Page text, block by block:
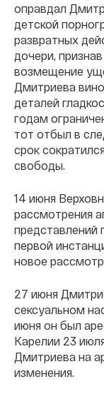
оправдал
детской
развратных
дочери,
возмещение
Дмитриева
деталей
годам
тот отбыл в
срок
свободы.
14 июня
рассмотрения
представлений
первой
новое
27 июня
сексуальном
июня он был
Карелии 23
Дмитриева на
изменения.